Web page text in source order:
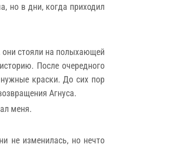
но в дни, когда приходил
они стояли на полыхающей
После очередного
краски. До сих пор
Агнуса.
меня.
не изменилась, но нечто